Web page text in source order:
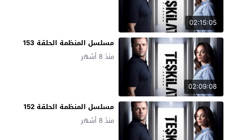
02:15:05
02:09:08
مسلسل المنظمة الحلقة 153
منذ 8 أشهر
مسلسل المنظمة الحلقة 152
منذ 8 أشهر